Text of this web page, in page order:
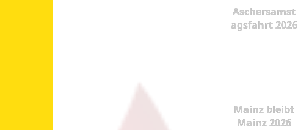
Aschersamst
agsfahrt 2026
Mainz bleibt
Mainz 2026